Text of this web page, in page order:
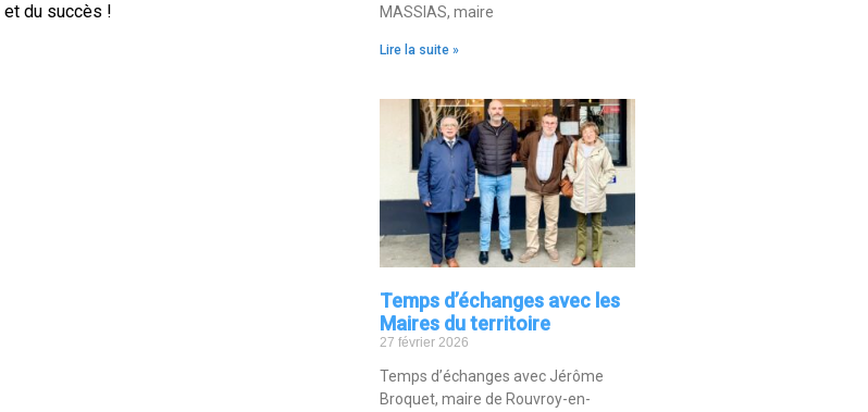
et du succès !
MASSIAS, maire
Lire la suite »
Temps d’échanges avec les
Maires du territoire
27 février 2026
Temps d’échanges avec Jérôme
Broquet, maire de Rouvroy-en-